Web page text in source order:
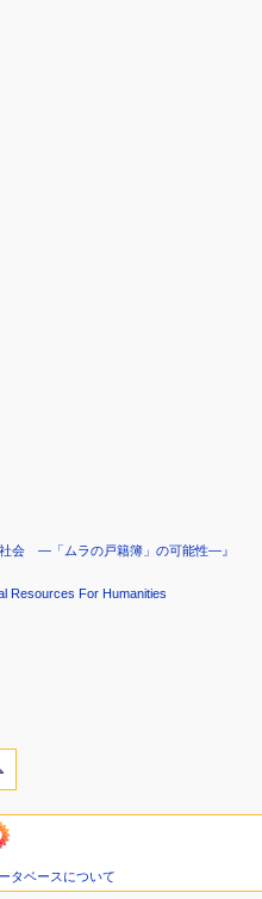
会 ―「ムラの戸籍簿」の可能性―』
Resources For Humanities
タベースについて